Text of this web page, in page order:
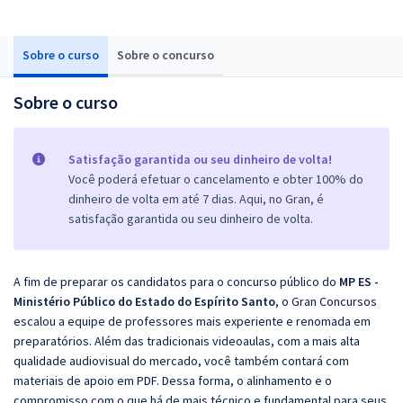
Sobre o curso Sobre o concurso
Sobre o curso
Satisfação garantida ou seu dinheiro de volta!
Você poderá efetuar o cancelamento e obter 100% do
dinheiro de volta em até 7 dias. Aqui, no Gran, é
satisfação garantida ou seu dinheiro de volta.
A fim de preparar os candidatos para o concurso público do MP ES -
Ministério Público do Estado do Espírito Santo, o Gran Concursos
escalou a equipe de professores mais experiente e renomada em
preparatórios. Além das tradicionais videoaulas, com a mais alta
qualidade audiovisual do mercado, você também contará com
materiais de apoio em PDF. Dessa forma, o alinhamento e o